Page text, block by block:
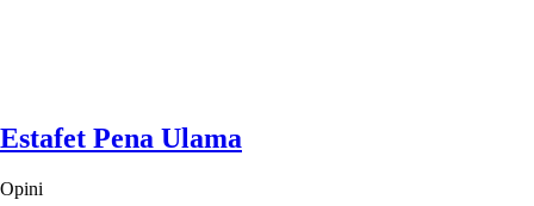
Estafet Pena Ulama
Opini